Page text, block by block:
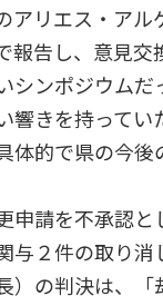
アリエス・ア
報告し、意見交
シンポジウムだ
響きを持って
体的で県の今
申請を不承認と
与２件の取り
）の判決は、